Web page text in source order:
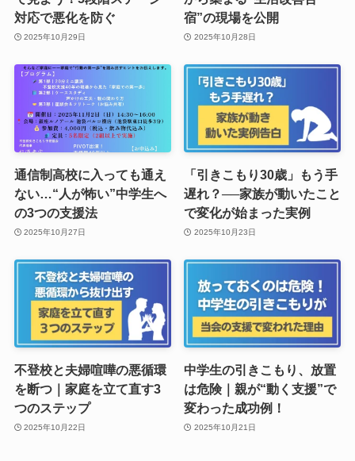
対応で悪化を防ぐ
2025年10月29日
宿”の現場を公開
2025年10月28日
通信制高校に入っても通え
ない…“人が怖い”中学生へ
の3つの支援法
2025年10月27日
「引きこもり30歳」もう手
遅れ？──家族が動いたこと
で変化が始まった実例
2025年10月23日
不登校と夫婦喧嘩の悪循環
を断つ｜家庭を立て直す3
つのステップ
2025年10月22日
中学生の引きこもり、放置
は危険｜親が“動く支援”で
変わった成功例！
2025年10月21日